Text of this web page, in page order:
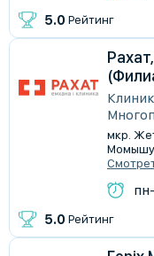
5.0 Рейтинг
мкр.
5.0 Рейтинг